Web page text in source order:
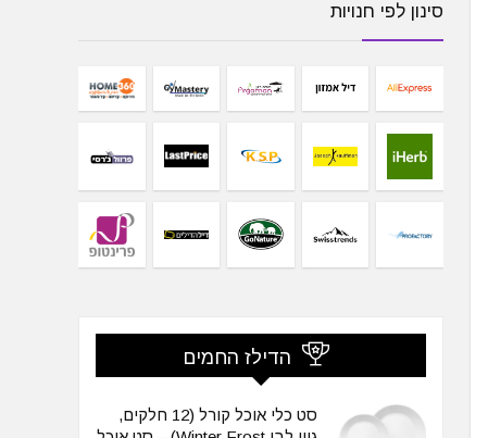
סינון לפי חנויות
הדילז החמים
סט כלי אוכל קורל (12 חלקים,